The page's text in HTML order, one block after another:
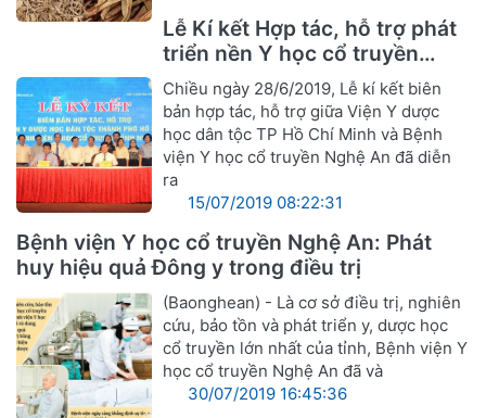
Lễ Kí kết Hợp tác, hỗ trợ phát
triển nền Y học cổ truyền
Nghệ An
Chiều ngày 28/6/2019, Lễ kí kết biên
bản hợp tác, hỗ trợ giữa Viện Y dược
học dân tộc TP Hồ Chí Minh và Bệnh
viện Y học cổ truyền Nghệ An đã diễn
ra
15/07/2019 08:22:31
Bệnh viện Y học cổ truyền Nghệ An: Phát
huy hiệu quả Đông y trong điều trị
(Baonghean) - Là cơ sở điều trị, nghiên
cứu, bảo tồn và phát triển y, dược học
cổ truyền lớn nhất của tỉnh, Bệnh viện Y
học cổ truyền Nghệ An đã và
30/07/2019 16:45:36